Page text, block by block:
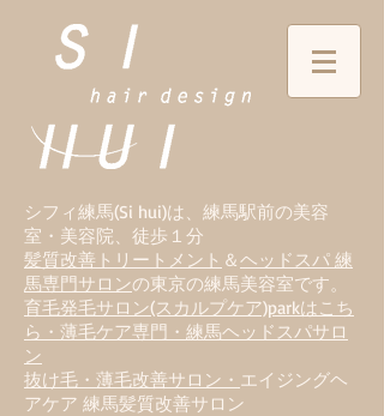
シフィ練馬(Si hui)は、 練馬駅前の美容
室・美容院、徒歩１分
髪質改善トリートメント ＆ヘッドスパ 練
馬専門サロンの東京の練馬美容室です。
育毛発毛サロン(スカルプケア)parkはこち
ら・薄毛ケア専門・練馬ヘッドスパサロ
ン
抜け毛・薄毛改善サロン・ エイジングヘ
アケア 練馬髪質改善サロン